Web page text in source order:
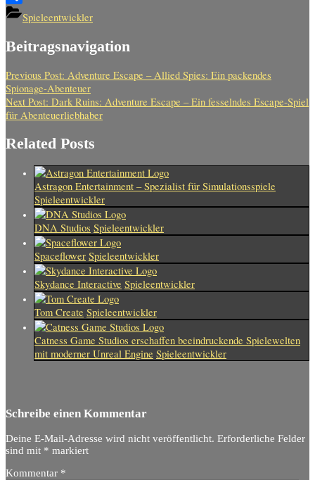
TeilenSpieleentwickler
Beitragsnavigation
Previous Post: Adventure Escape – Allied Spies: Ein packendes
Spionage-Abenteuer
Next Post: Dark Ruins: Adventure Escape – Ein fesselndes Escape-Spiel
für Abenteuerliebhaber
Related Posts
Astragon Entertainment – Spezialist für Simulationsspiele
Spieleentwickler
DNA Studios Spieleentwickler
Spaceflower Spieleentwickler
Skydance Interactive Spieleentwickler
Tom Create Spieleentwickler
Catness Game Studios erschaffen beeindruckende Spielewelten
mit moderner Unreal Engine Spieleentwickler
Schreibe einen Kommentar
Deine E-Mail-Adresse wird nicht veröffentlicht. Erforderliche Felder
sind mit * markiert
Kommentar *